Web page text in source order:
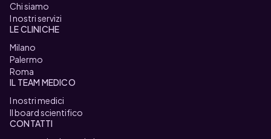
Chi siamo
I nostri servizi
LE CLINICHE
Milano
Palermo
Roma
IL TEAM MEDICO
I nostri medici
Il board scientifico
CONTATTI